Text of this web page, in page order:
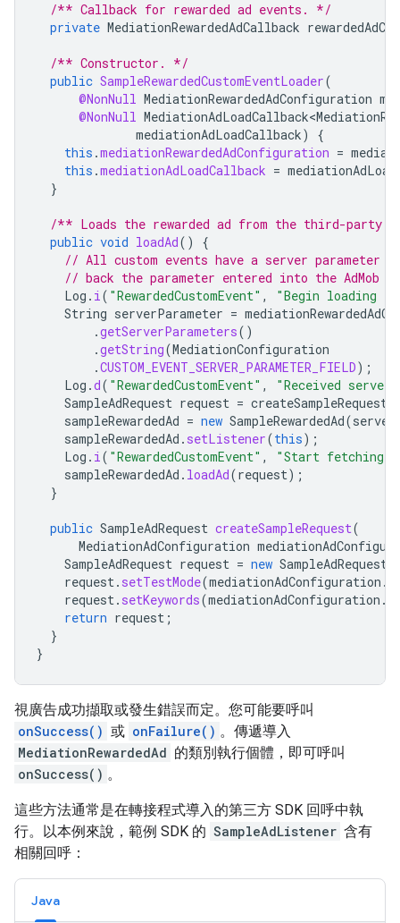
/** Callback for rewarded ad events. */
private MediationRewardedAdCallback
/** Constructor. */
public SampleRewardedCustomEventLoader(
@NonNull MediationRewardedAdConfiguration
@NonNull
mediationAdLoadCallback)
{
this .mediationRewardedAdConfiguration =
this .mediationAdLoadCallback =
}
/** Loads the rewarded ad from the third-party
public void loadAd()
{
// All custom events have a server parameter
// back the parameter entered into the AdMob
Log . i( "RewardedCustomEvent" ,
"Begin loading
String serverParameter =
.getServerParameters()
.getString(MediationConfiguration
.CUSTOM_EVENT_SERVER_PARAMETER_FIELD);
Log .d( "RewardedCustomEvent" ,
"Received server
SampleAdRequest request = createSampleRequest
sampleRewardedAd = new SampleRewardedAd(
sampleRewardedAd . setListener(this);
Log . i( "RewardedCustomEvent" ,
"Start fetching
sampleRewardedAd . loadAd(request);
}
public SampleAdRequest createSampleRequest(
MediationAdConfiguration
SampleAdRequest request = new SampleAdRequest
request. setTestMode(mediationAdConfiguration .
request. setKeywords(mediationAdConfiguration .
return request ;
}
}
視廣告成功擷取或發生錯誤而定。您可能要呼叫
onSuccess() 或 onFailure() 。傳遞導入
MediationRewardedAd 的類別執行個體，即可呼叫
onSuccess() 。
這些方法通常是在轉接程式導入的第三方 SDK 回呼中執
行。以本例來說，範例 SDK 的 SampleAdListener 含有
相關回呼：
Java